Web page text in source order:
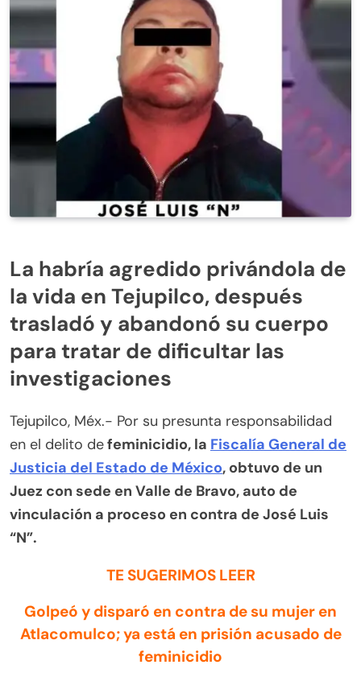
La habría agredido privándola de
la vida en Tejupilco, después
trasladó y abandonó su cuerpo
para tratar de dificultar las
investigaciones
Tejupilco, Méx.- Por su presunta responsabilidad
en el delito defeminicidio, la Fiscalía General de
Justicia del Estado de México, obtuvo de un
Juez con sede en Valle de Bravo, auto de
vinculación a proceso en contra de José Luis
“N”.
TE SUGERIMOS LEER
Golpeó y disparó en contra de su mujer en
Atlacomulco; ya está en prisión acusado de
feminicidio